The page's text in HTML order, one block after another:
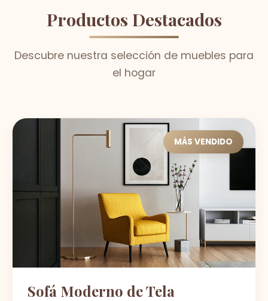
Productos Destacados
Descubre nuestra selección de muebles para
el hogar
MÁS VENDIDO
Sofá Moderno de Tela